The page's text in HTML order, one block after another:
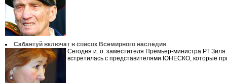
Сабантуй включат в список Всемирного наследия
Сегодня и. о. заместителя Премьер-министра РТ
встретилась с представителями ЮНЕСКО, которые